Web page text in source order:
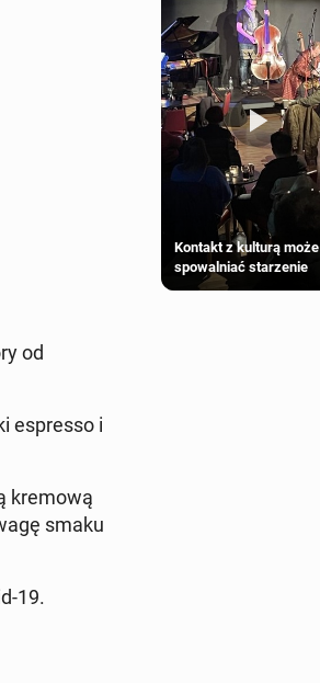
od
espres­so i
kremową
smaku
19.
Kontakt z kulturą może
spowalniać starzenie